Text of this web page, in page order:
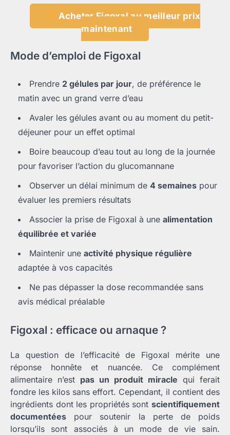
Acheter Figoxal au meilleur prix
maintenant
Mode d’emploi de Figoxal
Prendre 2 gélules par jour, de préférence le
matin avec un grand verre d’eau
Avaler les gélules avant ou au moment du petit-
déjeuner pour un effet optimal
Boire beaucoup d’eau tout au long de la journée
pour favoriser l’action du glucomannane
Observer un délai minimum de 4 semaines pour
évaluer les premiers résultats
Associer la prise de Figoxal à une alimentation
équilibrée et variée
Maintenir une activité physique régulière
adaptée à vos capacités
Ne pas dépasser la dose recommandée sans
avis médical préalable
Figoxal : efficace ou arnaque ?
La question de l’efficacité de Figoxal mérite une
réponse honnête et nuancée. Ce complément
alimentaire n’est pas un produit miracle qui ferait
fondre les kilos sans effort. Cependant, il contient des
ingrédients dont les propriétés sont scientifiquement
documentées pour soutenir la perte de poids
lorsqu’ils sont associés à un mode de vie sain.